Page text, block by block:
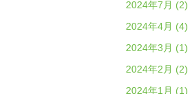
2024年7月 (2)
2024年4月 (4)
2024年3月 (1)
2024年2月 (2)
2024年1月 (1)